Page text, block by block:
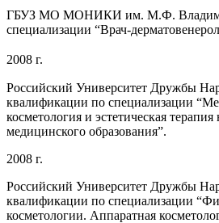
ГБУЗ МО МОНИКИ им. М.Ф.
специализации “Врач-
2008 г.
Российский Университет Дружбы
квалификации по специализации
косметология и эстетическая
медицинского образования”.
2008 г.
Российский Университет Дружбы
квалификации по специализации
косметологии. Аппаратная